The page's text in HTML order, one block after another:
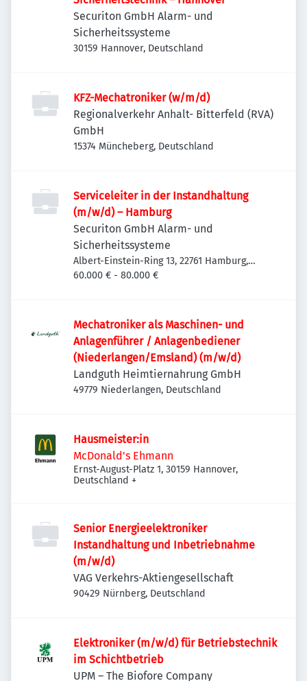
Securiton GmbH Alarm- und
Sicherheitssysteme
30159 Hannover, Deutschland
KFZ-Mechatroniker (w/m/d)
Regionalverkehr Anhalt- Bitterfeld (RVA)
GmbH
15374 Müncheberg, Deutschland
Serviceleiter in der Instandhaltung
(m/w/d) – Hamburg
Securiton GmbH Alarm- und
Sicherheitssysteme
Albert-Einstein-Ring 13, 22761 Hamburg,
Deutschland
60.000 € - 80.000 €
Mechatroniker als Maschinen- und
Anlagenführer / Anlagenbediener
(Niederlangen/Emsland) (m/w/d)
Landguth Heimtiernahrung GmbH
49779 Niederlangen, Deutschland
Hausmeister:in
McDonald's Ehmann
Ernst-August-Platz 1, 30159 Hannover,
Deutschland +
Senior Energieelektroniker
Instandhaltung und Inbetriebnahme
(m/w/d)
VAG Verkehrs-Aktiengesellschaft
90429 Nürnberg, Deutschland
Elektroniker (m/w/d) für Betriebstechnik
im Schichtbetrieb
UPM – The Biofore Company